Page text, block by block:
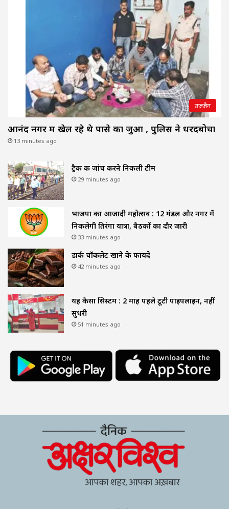
उज्जैन
आनंद नगर में खेल रहे थे पासे का जुआ , पुलिस ने धरदबोचा
13 minutes ago
ट्रैक की जांच करने निकली टीम
29 minutes ago
भाजपा का आजादी महोत्सव : 12 मंडल और नगर में
निकलेगी तिरंगा यात्रा, बैठकों का दौर जारी
33 minutes ago
डार्क चॉकलेट खाने के फायदे
42 minutes ago
यह कैसा सिस्टम : 2 माह पहले टूटी पाइपलाइन, नहीं
सुधरी
51 minutes ago